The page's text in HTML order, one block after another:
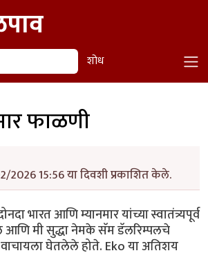
शोध
फाळणी
2026 15:56 या दिवशी प्रकाशित केले.
भारत आणि म्यानमार यांच्या स्वातंत्र्यपूर्व
मी सुद्धा नेमके सॅम डॅलरिम्पलचे
घेतलेले होते. Eko या अतिशय